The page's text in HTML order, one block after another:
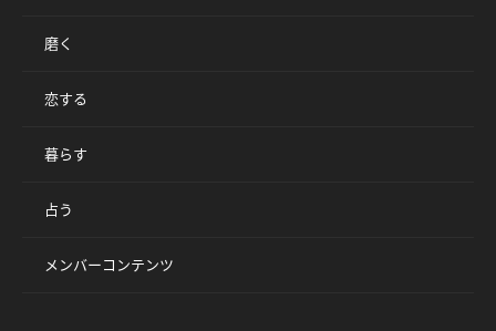
磨く
恋する
暮らす
占う
メンバーコンテンツ